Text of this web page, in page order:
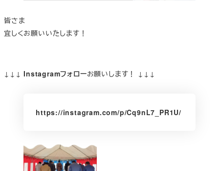
皆さま
宜しくお願いいたします！
↓↓↓Instagramフォローお願いします！ ↓↓↓
https://instagram.com/p/Cq9nL7_PR1U/